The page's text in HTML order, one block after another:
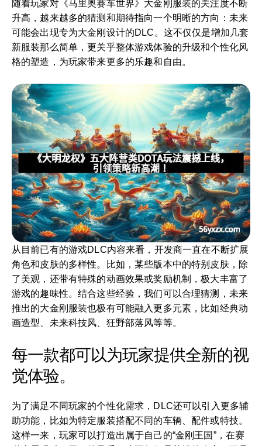
随着玩家对《马里奥赛车世界》大金刚服装的关注度不断
升高，越来越多的猜测和期待指向一个明晰的方向：未来
可能会出现专为大金刚设计的DLC。这不仅仅是增加几套
新服装那么简单，更关乎整体游戏体验的升级和个性化风
格的塑造，为玩家带来更多的乐趣和自由。
从目前已有的游戏DLC内容来看，开发商一直在不断扩展
角色和皮肤的多样性。比如，某些版本中的特别皮肤，除
了美观，还带有特殊的动画效果或奖励机制，极大丰富了
游戏的趣味性。结合这些经验，我们可以合理猜测，未来
推出的大金刚服装也极有可能融入更多元素，比如经典动
画造型、未来科技风、狂野部落风等等。
每一款都可以为玩家提供全新的视
觉体验。
为了满足不同玩家的个性化需求，DLC还可以引入更多辅
助功能，比如为特定服装搭配不同的车辆、配件或特技。
这样一来，玩家可以打造出属于自己的“金刚王国”，在赛